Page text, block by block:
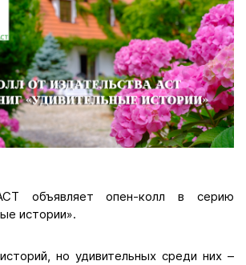
объявляет опен-колл в серию
истории».
но удивительных среди них –